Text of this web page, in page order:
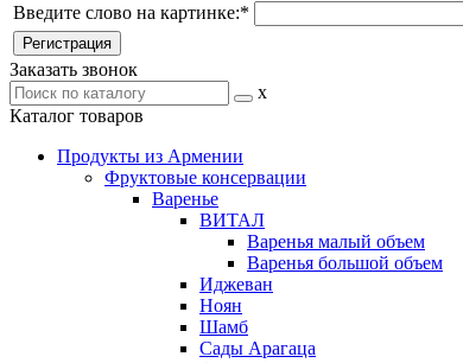
Введите слово на картинке:*
Заказать звонок
x
Каталог товаров
Продукты из Армении
Фруктовые консервации
Варенье
ВИТАЛ
Варенья малый объем
Варенья большой объем
Иджеван
Ноян
Шамб
Сады Арагаца